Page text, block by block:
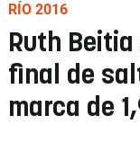
RÍO 2016
Ruth
final de
marca de